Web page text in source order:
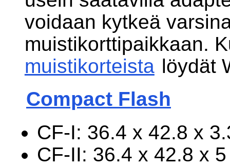
voidaan kytkeä
muistikorttipaikkaan.
muistikorteista löydät
Compact Flash
CF-I: 36.4 x 42.8 x
CF-II: 36.4 x 42.8 x